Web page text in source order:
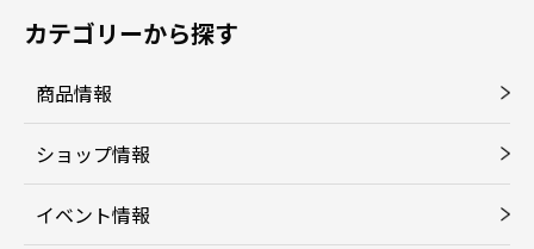
カテゴリーから探す
商品情報
ショップ情報
イベント情報